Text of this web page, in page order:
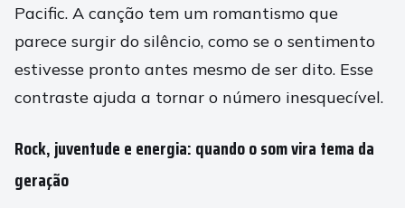
Pacific. A canção tem um romantismo que
parece surgir do silêncio, como se o sentimento
estivesse pronto antes mesmo de ser dito. Esse
contraste ajuda a tornar o número inesquecível.
Rock, juventude e energia: quando o som vira tema da
geração